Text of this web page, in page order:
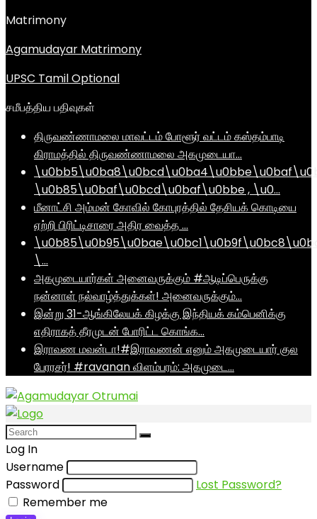
Matrimony
Agamudayar Matrimony
UPSC Tamil Optional
சமீபத்திய பதிவுகள்
திருவண்ணாமலை மாவட்டம் போளூர் வட்டம் கஸ்தம்பாடி
கிராமத்தில் திருவண்ணாமலை அகமுடையா…
\u0b85\u0baf\u0bcd\u0baf\u0bbe , \u0…
மீனாட்சி அம்மன் கோவில் கோபுரத்தில் தேசியக் கொடியை
ஏற்றி பிரிட்டிசாரை அதிர வைத்த …
\…
அகமுடையார்கள் அனைவருக்கும் #ஆடிப்பெருக்கு
நன்னாள் நல்வாழ்த்துக்கள்! அனைவருக்கும்…
இன்று 31-ஆங்கிலேயக் கிழக்கு இந்தியக் கம்பெனிக்கு
எதிராகத் தீரமுடன் போரிட்ட கொங்க…
இராவண மவன்டா!#இராவணன் எனும் அகமுடையார் குல
பேரரசர்! #ravanan விளம்பரம்: அகமுடை…
Log In
Username
Password
Lost Password?
Remember me